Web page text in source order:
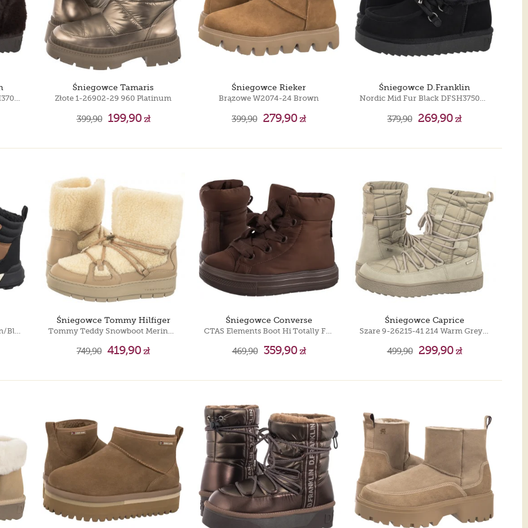
Nordic Full Fur Brown DFSH370019-BROW
Śniegowce Tamaris
Złote 1-26902-29 960 Platinum
399,90 199,90zł
Śniegowce Rieker
Brązowe W2074-24 Brown
399,90 279,90zł
Śniegowce D.Franklin
Nordic Mid Fur Black DFSH375006-BLAC
379,90 269,90zł
Śniegowce Tommy Hilfiger
749,90 419,90zł
Śniegowce Converse
469,90 359,90zł
Śniegowce Caprice
499,90 299,90zł